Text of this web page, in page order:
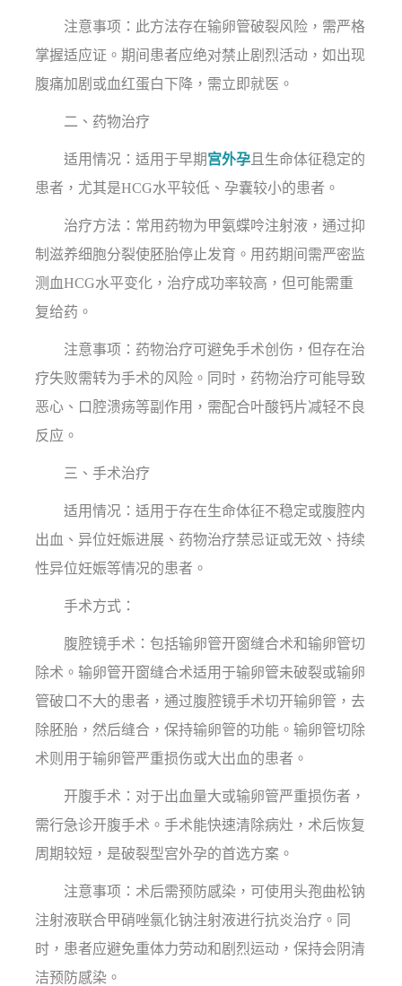
注意事项：此方法存在输卵管破裂风险，需严格
掌握适应证。期间患者应绝对禁止剧烈活动，如出现
腹痛加剧或血红蛋白下降，需立即就医。
二、药物治疗
适用情况：适用于早期宫外孕 且生命体征稳定的
患者，尤其是HCG水平较低、孕囊较小的患者。
治疗方法：常用药物为甲氨蝶呤注射液，通过抑
制滋养细胞分裂使胚胎停止发育。用药期间需严密监
测血HCG水平变化，治疗成功率较高，但可能需重
复给药。
注意事项：药物治疗可避免手术创伤，但存在治
疗失败需转为手术的风险。同时，药物治疗可能导致
恶心、口腔溃疡等副作用，需配合叶酸钙片减轻不良
反应。
三、手术治疗
适用情况：适用于存在生命体征不稳定或腹腔内
出血、异位妊娠进展、药物治疗禁忌证或无效、持续
性异位妊娠等情况的患者。
手术方式：
腹腔镜手术：包括输卵管开窗缝合术和输卵管切
除术。输卵管开窗缝合术适用于输卵管未破裂或输卵
管破口不大的患者，通过腹腔镜手术切开输卵管，去
除胚胎，然后缝合，保持输卵管的功能。输卵管切除
术则用于输卵管严重损伤或大出血的患者。
开腹手术：对于出血量大或输卵管严重损伤者，
需行急诊开腹手术。手术能快速清除病灶，术后恢复
周期较短，是破裂型宫外孕的首选方案。
注意事项：术后需预防感染，可使用头孢曲松钠
注射液联合甲硝唑氯化钠注射液进行抗炎治疗。同
时，患者应避免重体力劳动和剧烈运动，保持会阴清
洁预防感染。